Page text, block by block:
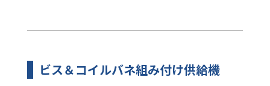
ビス＆コイルバネ組み付け供給機